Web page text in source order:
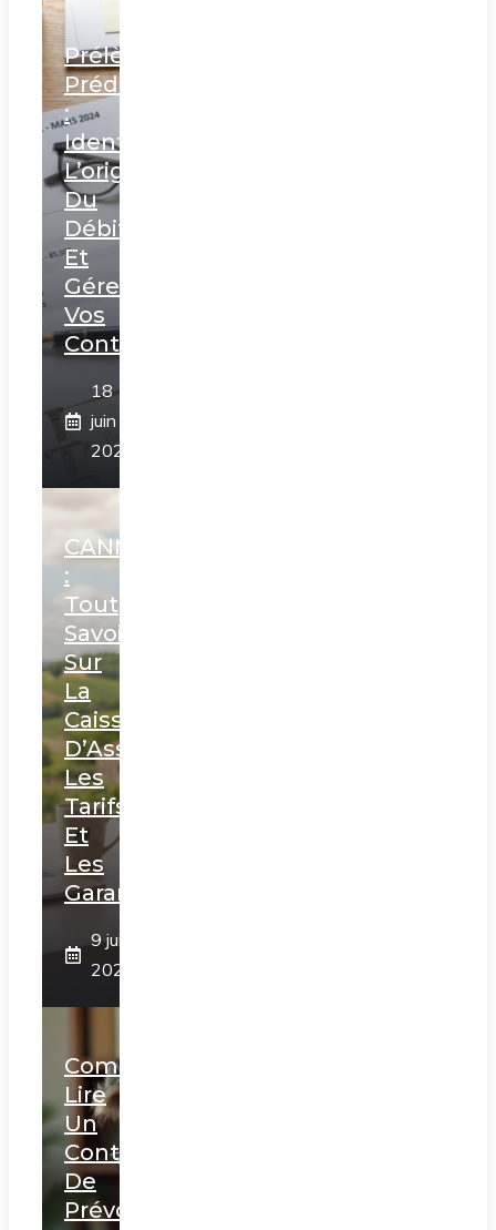
Prélèvement
Prédica
:
Identifier
L’origine
Du
Débit
Et
Gérer
Vos
Contrats
18
juin
2026
CANMP
:
Tout
Savoir
Sur
La
Caisse
D’Assurance,
Les
Tarifs
Et
Les
Garanties
9 juin
2026
Comment
Lire
Un
Contrat
De
Prévoyance